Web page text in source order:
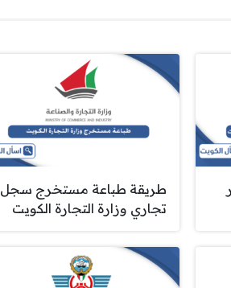
طريقة طباعة مستخرج سجل
تجاري وزارة التجارة الكويت